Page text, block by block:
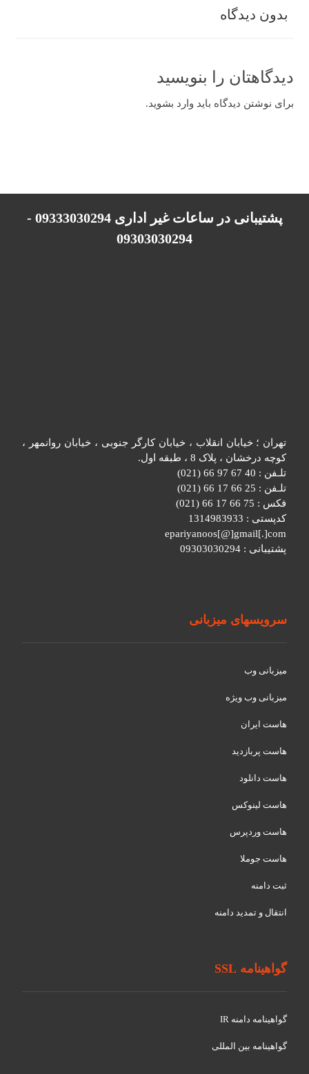
بدون دیدگاه
دیدگاهتان را بنویسید
برای نوشتن دیدگاه باید وارد بشوید.
پشتیبانی در ساعات غیر اداری 09333030294 -
09303030294
تهران ؛ خیابان انقلاب ، خیابان کارگر جنوبی ، خیابان روانمهر ،
کوچه درخشان ، پلاک 8 ، طبقه اول.
تلـفن : 40 67 97 66 (021)
تلـفن : 25 66 17 66 (021)
فکس : 75 66 17 66 (021)
کدپستی : 1314983933
epariyanoos[@]gmail[.]com
پشتیبانی : 09303030294
سرویسهای میزبانی
میزبانی وب
میزبانی وب ویژه
هاست ایران
هاست پربازدید
هاست دانلود
هاست لینوکس
هاست وردپرس
هاست جوملا
ثبت دامنه
انتقال و تمدید دامنه
گواهینامه SSL
گواهينامه دامنه IR
گواهينامه بین المللی